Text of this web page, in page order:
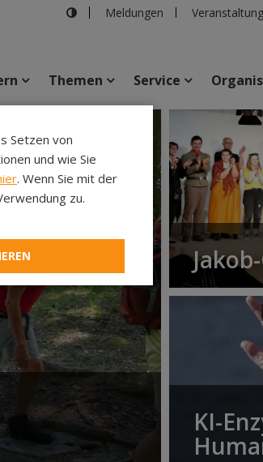
Meldungen
Veranstaltungen
Themen Service
KI-
Setzen von
und wie Sie
. Wenn Sie mit der
zu.